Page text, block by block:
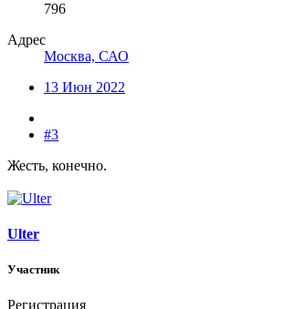
796
Адрес
Москва, САО
13 Июн 2022
#3
Жесть, конечно.
Ulter
Участник
Регистрация